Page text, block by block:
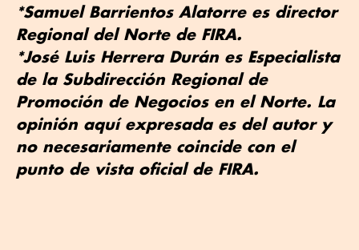
*Samuel Barrientos Alatorre es director
Regional del Norte de FIRA.
*José Luis Herrera Durán es Especialista
de la Subdirección Regional de
Promoción de Negocios en el Norte. La
opinión aquí expresada es del autor y
no necesariamente coincide con el
punto de vista oficial de FIRA.